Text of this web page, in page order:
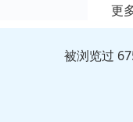
更
被浏览过